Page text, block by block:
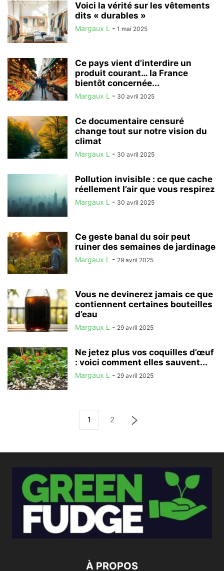
Voici la vérité sur les vêtements
dits « durables »
Margaux L - 1 mai 2025
Ce pays vient d’interdire un
produit courant… la France
bientôt concernée...
Margaux L - 30 avril 2025
Ce documentaire censuré
change tout sur notre vision du
climat
Margaux L - 30 avril 2025
Pollution invisible : ce que cache
réellement l’air que vous respirez
Margaux L - 30 avril 2025
Ce geste banal du soir peut
ruiner des semaines de jardinage
Margaux L - 29 avril 2025
Vous ne devinerez jamais ce que
contiennent certaines bouteilles
d’eau
Margaux L - 29 avril 2025
Ne jetez plus vos coquilles d’œuf
: voici comment elles sauvent...
Margaux L - 29 avril 2025
1 2
À PROPOS